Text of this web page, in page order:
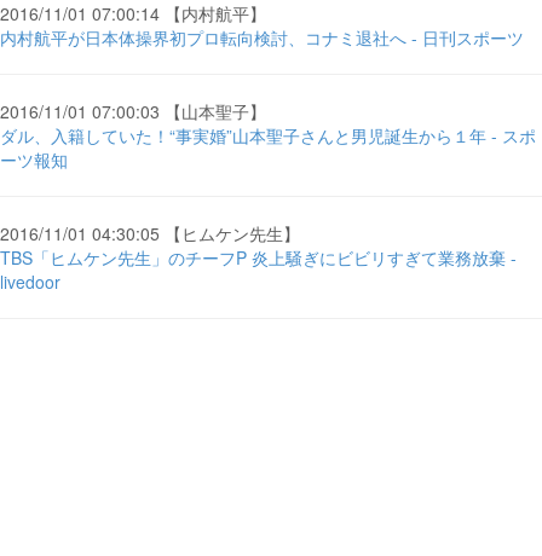
2016/11/01 07:00:14 【内村航平】
内村航平が日本体操界初プロ転向検討、コナミ退社へ - 日刊スポーツ
2016/11/01 07:00:03 【山本聖子】
ダル、入籍していた！“事実婚”山本聖子さんと男児誕生から１年 - スポ
ーツ報知
2016/11/01 04:30:05 【ヒムケン先生】
TBS「ヒムケン先生」のチーフP 炎上騒ぎにビビリすぎて業務放棄 -
livedoor